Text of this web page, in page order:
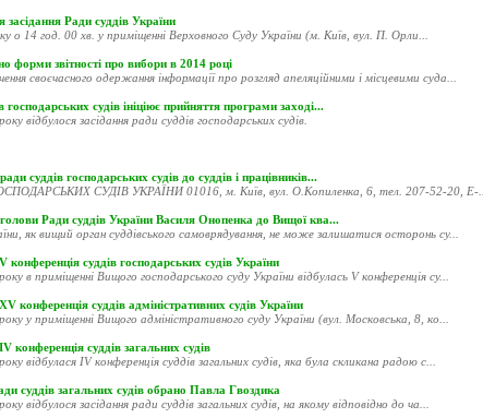
засідання Ради суддів України
о 14 год. 00 хв. у приміщенні Верховного Суду України (м. Київ, вул. П. Орли...
форми звітності про вибори в 2014 році
своєчасного одержання інформації про розгляд апеляційними і місцевими суда...
господарських судів ініціює прийняття програми заході...
відбулося засідання ради суддів господарських судів.
суддів господарських судів до суддів і працівників...
СУДІВ УКРАЇНИ 01016, м. Київ, вул. О.Копиленка, 6, тел. 207-52-20, E-...
Ради суддів України Василя Онопенка до Вищої ква...
як вищий орган суддівського самоврядування, не може залишатися осторонь су...
конференція суддів господарських судів України
в приміщенні Вищого господарського суду України відбулась V конференція су...
конференція суддів адміністративних судів України
у приміщенні Вищого адміністративного суду України (вул. Московська, 8, ко...
конференція суддів загальних судів
відбулася ІV конференція суддів загальних судів, яка була скликана радою с...
суддів загальних судів обрано Павла Гвоздика
відбулося засідання ради суддів загальних судів, на якому відповідно до ча...